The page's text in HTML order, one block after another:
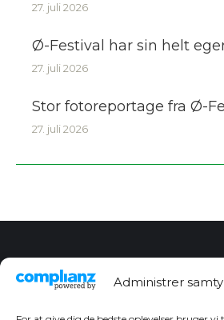
Administrer
27. juli 2026
Ø-Festival har sin helt
27. juli 2026
Stor fotoreportage fra Ø-
27. juli 2026
Kontakt redaktionen
Christian Dan Jensen